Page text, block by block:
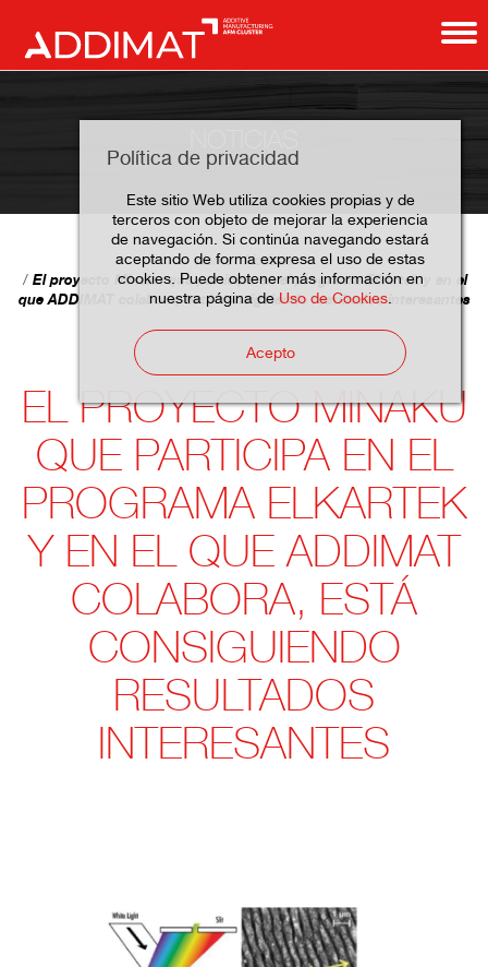
Política de privacidad
Este sitio Web utiliza cookies propias y de
terceros con objeto de mejorar la experiencia
de navegación. Si continúa navegando estará
aceptando de forma expresa el uso de estas
cookies. Puede obtener más información en
nuestra página de Uso de Cookies.
Acepto
Home Noticias
El proyecto Minaku que participa en el programa Elkartek y en el
que ADDIMAT colabora, está consiguiendo resultados interesantes
EL PROYECTO MINAKU
QUE PARTICIPA EN EL
PROGRAMA ELKARTEK
Y EN EL QUE ADDIMAT
COLABORA, ESTÁ
CONSIGUIENDO
RESULTADOS
INTERESANTES